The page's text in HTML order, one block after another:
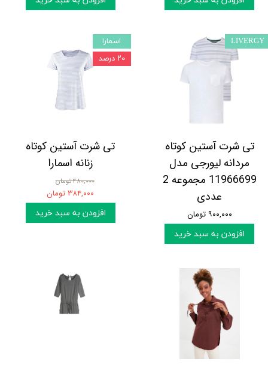
تی شرت آستین کوتاه
مردانه لیورجی مدل
11966699 مجموعه 2
عددی
۹۰۰,۰۰۰ تومان
افزودن به سبد خرید
LIVERGY
تی شرت آستین کوتاه
زنانه اسمارا
۴۸۰,۰۰۰ تومان
۳۸۴,۰۰۰ تومان
افزودن به سبد خرید
اسمارا
۲۰ درصد